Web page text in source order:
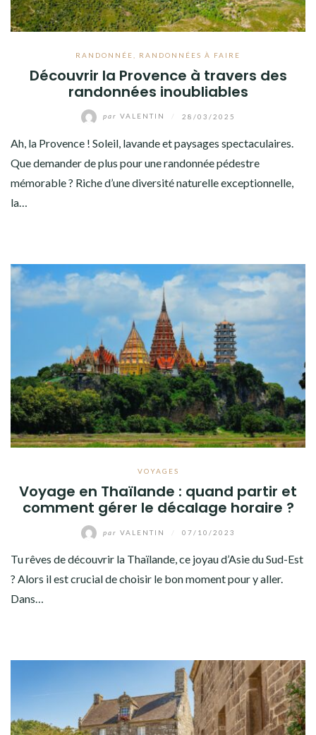
RANDONNÉE RANDONNÉES À FAIRE
Découvrir la Provence à travers des
randonnées inoubliables
par VALENTIN 28/03/2025
Ah, la Provence ! Soleil, lavande et paysages spectaculaires.
Que demander de plus pour une randonnée pédestre
mémorable ? Riche d’une diversité naturelle exceptionnelle,
la…
VOYAGES
Voyage en Thaïlande : quand partir et
comment gérer le décalage horaire ?
par VALENTIN 07/10/2023
Tu rêves de découvrir la Thaïlande, ce joyau d’Asie du Sud-Est
? Alors il est crucial de choisir le bon moment pour y aller.
Dans…